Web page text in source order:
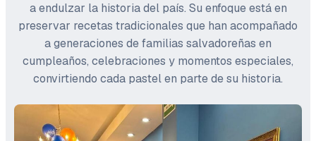
a endulzar la historia del país. Su enfoque está en
preservar recetas tradicionales que han acompañado
a generaciones de familias salvadoreñas en
cumpleaños, celebraciones y momentos especiales,
convirtiendo cada pastel en parte de su historia.